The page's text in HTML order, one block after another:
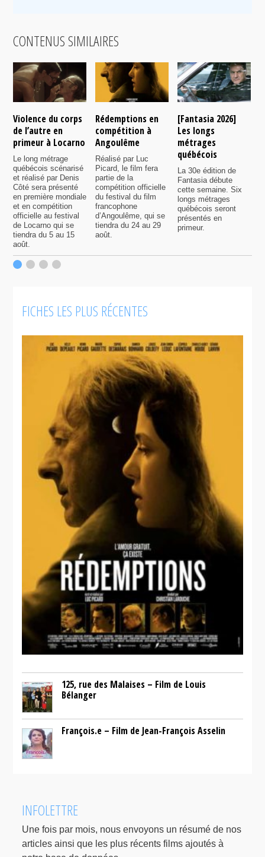
CONTENUS SIMILAIRES
Violence du corps
de l’autre en
primeur à Locarno
Le long métrage
québécois scénarisé
et réalisé par Denis
Côté sera présenté
en première mondiale
et en compétition
officielle au festival
de Locarno qui se
tiendra du 5 au 15
août.
Rédemptions en
compétition à
Angoulême
Réalisé par Luc
Picard, le film fera
partie de la
compétition officielle
du festival du film
francophone
d’Angoulême, qui se
tiendra du 24 au 29
août.
[Fantasia 2026]
Les longs
métrages
québécois
La 30e édition de
Fantasia débute
cette semaine. Six
longs métrages
québécois seront
présentés en
primeur.
FICHES LES PLUS RÉCENTES
125, rue des Malaises – Film de Louis
Bélanger
François.e – Film de Jean-François Asselin
INFOLETTRE
Une fois par mois, nous envoyons un résumé de nos
articles ainsi que les plus récents films ajoutés à